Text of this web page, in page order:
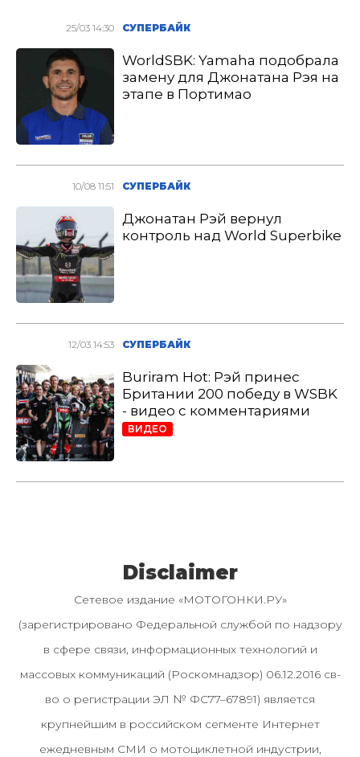
25/03 14:30 СУПЕРБАЙК
WorldSBK: Yamaha подобрала
замену для Джонатана Рэя на
этапе в Портимао
10/08 11:51 СУПЕРБАЙК
Джонатан Рэй вернул
контроль над World Superbike
12/03 14:53 СУПЕРБАЙК
Buriram Hot: Рэй принес
Британии 200 победу в WSBK
- видео с комментариями
ВИДЕО
Disclaimer
Сетевое издание «МОТОГОНКИ.РУ»
(зарегистрировано Федеральной службой по надзору
в сфере связи, информационных технологий и
массовых коммуникаций (Роскомнадзор) 06.12.2016 св-
во о регистрации ЭЛ № ФС77–67891) является
крупнейшим в российском сегменте Интернет
ежедневным СМИ о мотоциклетной индустрии,